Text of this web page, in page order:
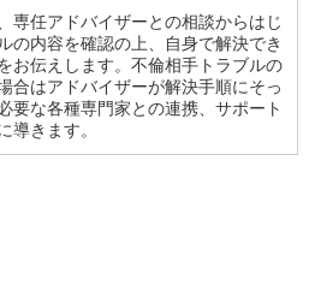
専任アドバイザーとの相談からはじ
の内容を確認の上、自身で解決でき
お伝えします。不倫相手トラブルの
合はアドバイザーが解決手順にそっ
要な各種専門家との連携、サポート
導きます。